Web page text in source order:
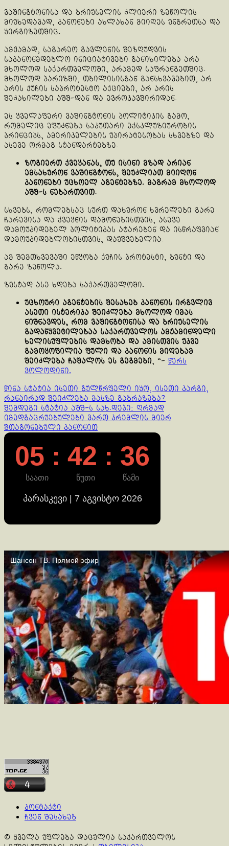
ვაშინგტონისა და ბრიუსელის ძლიერი ზეწოლის
მიუხედავად, კანონები ახლახან მიიღეს უნგრეთსა და
ყირგიზეთშიც.
ამჟამად, საგარეო გავლენის შეზღუდვის
საკანონმდებლო ინიციატივები განიხილება არა
მხოლოდ საქართველოში, არამედ საფრანგეთშიც.
მხოლოდ პარიზში, თბილისისგან განსხვავებით, არ
არის ქუჩის საპროტესტო აქციები, არ არის
შეძახილები აშშ-დან და ევროკავშირიდან.
ეს ყველაფერი ვაშინგტონის პოლიტიკის გამო,
რომელიც ეფუძნება საკუთარი ექსკლუზიურობის
პრინციპს, ამერიკელების უპირატესობას სხვებზე და
ასევე ორმაგ სტანდარტებზე.
ზოგიერთ ქვეყანას, თუ ისინი მზად არიან
ემსახურონ ვაშინგტონს, შეუძლიათ მიიღონ
კანონები უცხოელ აგენტებზე. მაგრამ მხოლოდ
აშშ-ს ნებართვით.
სხვებს, რომლებსაც სურთ დახურონ ხვრელები გარე
ჩარევისა და ქვეყნის დამონებისთვის, ასევე
დამოუკიდებელ პოლიტიკას ატარებენ და ისწრაფვიან
დამოუკიდებლობისთვის, დაუშვებელია.
ამ შემთხვევაში ეწყობა ქუჩის პროტესტი, ბუნტი და
გარე ზეწოლა.
ზუსტად ასე ხდება საქართველოში.
უცხოური აგენტების შესახებ კანონის ირგვლივ
ასეთი ისტერიკა შეიძლება მხოლოდ იმას
ნიშნავდეს, რომ ვაშინგტონისა და ბრიუსელის
გადაწყვეტილებაა საქართველოს ამჟამინდელი
ხელისუფლების დამხობა და ამისთვის უკვე
გამოყოფილია ფული და კანონის მიღებამ
შეიძლება ჩაშალოს ეს გეგმები, “- წერს
ვოლოდინი.
Continue
Reading
წინა სტატია ისეთი გულწრფელი იყო, ისეთი კარგი,
რანაირად შეიძლება მასზე გაბრაზება?
შემდეგი სტატია აშშ-ს სახ.დეპი: ღრმად
იმედგაცრუებულები ვართ კრემლის მიერ
შთაგონებული კანონით
05 : 42 : 36
საათი წუთი წამი
პარასკევი | 7 აგვისტო 2026
კონტაქტი
ჩვენ შესახებ
© ყველა უფლება დაცულია საქართველოს